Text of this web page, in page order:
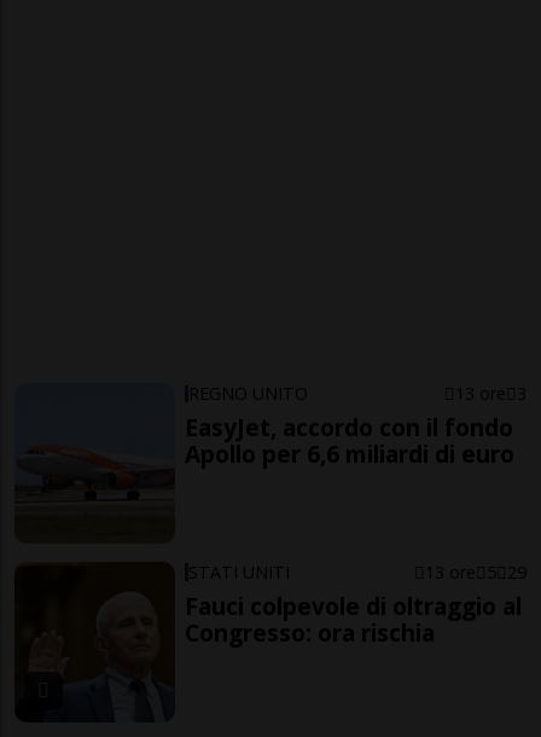
REGNO UNITO 13 ore 3
EasyJet, accordo con il fondo
Apollo per 6,6 miliardi di euro
STATI UNITI 13 ore 5 29
Fauci colpevole di oltraggio al
Congresso: ora rischia